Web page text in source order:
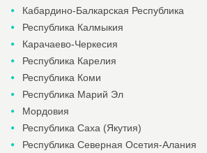
Кабардино-Балкарская Республика
Республика Калмыкия
Карачаево-Черкесия
Республика Карелия
Республика Коми
Республика Марий Эл
Мордовия
Республика Саха (Якутия)
Республика Северная Осетия-Алания